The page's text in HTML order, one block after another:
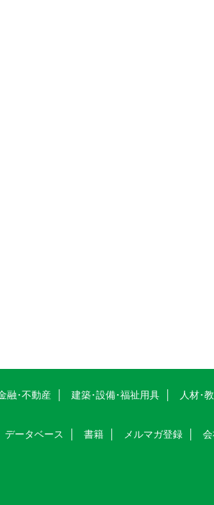
融･不動産 建築･設備･福祉用具
人材･
データベース 書籍 メルマガ登録